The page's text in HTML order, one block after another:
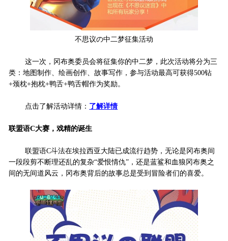
不思议の中二梦征集活动
这一次，冈布奥委员会将征集你的中二梦，此次活动将分为三
类：地图制作、绘画创作、故事写作，参与活动最高可获得500钻
+颈枕+抱枕+鸭舌+鸭舌帽作为奖励。
点击了解活动详情： 了解详情
联盟语C大赛，戏精的诞生
联盟语C斗法在埃拉西亚大陆已成流行趋势，无论是冈布奥间
一段段剪不断理还乱的复杂“爱恨情仇”，还是蓝鲨和血狼冈布奥之
间的无间道风云，冈布奥背后的故事总是受到冒险者们的喜爱。